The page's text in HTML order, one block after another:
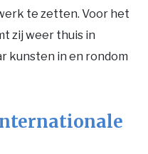
te zetten. Voor het
zij weer thuis in
kunsten in en rondom